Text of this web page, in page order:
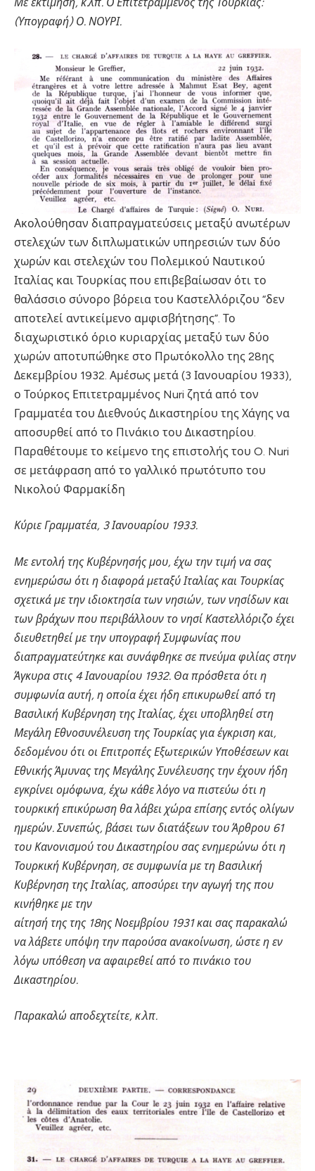
(Υπογραφή) Ο. ΝΟΥΡΙ.
Ακολούθησαν διαπραγματεύσεις μεταξύ ανωτέρων
στελεχών των διπλωματικών υπηρεσιών των δύο
χωρών και στελεχών του Πολεμικού Ναυτικού
Ιταλίας και Τουρκίας που επιβεβαίωσαν ότι το
θαλάσσιο σύνορο βόρεια του Καστελλόριζου “δεν
αποτελεί αντικείμενο αμφισβήτησης”. Το
διαχωριστικό όριο κυριαρχίας μεταξύ των δύο
χωρών αποτυπώθηκε στο Πρωτόκολλο της 28ης
Δεκεμβρίου 1932. Αμέσως μετά (3 Ιανουαρίου 1933),
ο Τούρκος Επιτετραμμένος Nuri ζητά από τον
Γραμματέα του Διεθνούς Δικαστηρίου της Χάγης να
αποσυρθεί από το Πινάκιο του Δικαστηρίου.
Παραθέτουμε το κείμενο της επιστολής του O. Nuri
σε μετάφραση από το γαλλικό πρωτότυπο του
Νικολού Φαρμακίδη
Κύριε Γραμματέα, 3 Ιανουαρίου 1933.
Με εντολή της Κυβέρνησής μου, έχω την τιμή να σας
ενημερώσω ότι η διαφορά μεταξύ Ιταλίας και Τουρκίας
σχετικά με την ιδιοκτησία των νησιών, των νησίδων και
των βράχων που περιβάλλουν το νησί Καστελλόριζο έχει
διευθετηθεί με την υπογραφή Συμφωνίας που
διαπραγματεύτηκε και συνάφθηκε σε πνεύμα φιλίας στην
Άγκυρα στις 4 Ιανουαρίου 1932. Θα πρόσθετα ότι η
συμφωνία αυτή, η οποία έχει ήδη επικυρωθεί από τη
Βασιλική Κυβέρνηση της Ιταλίας, έχει υποβληθεί στη
Μεγάλη Εθνοσυνέλευση της Τουρκίας για έγκριση και,
δεδομένου ότι οι Επιτροπές Εξωτερικών Υποθέσεων και
Εθνικής Άμυνας της Μεγάλης Συνέλευσης την έχουν ήδη
εγκρίνει ομόφωνα, έχω κάθε λόγο να πιστεύω ότι η
τουρκική επικύρωση θα λάβει χώρα επίσης εντός ολίγων
ημερών. Συνεπώς, βάσει των διατάξεων του Άρθρου 61
του Κανονισμού του Δικαστηρίου σας ενημερώνω ότι η
Τουρκική Κυβέρνηση, σε συμφωνία με τη Βασιλική
Κυβέρνηση της Ιταλίας, αποσύρει την αγωγή της που
κινήθηκε με την
αίτησή της της 18ης Νοεμβρίου 1931 και σας παρακαλώ
να λάβετε υπόψη την παρούσα ανακοίνωση, ώστε η εν
λόγω υπόθεση να αφαιρεθεί από το πινάκιο του
Δικαστηρίου.
Παρακαλώ αποδεχτείτε, κ.λπ.